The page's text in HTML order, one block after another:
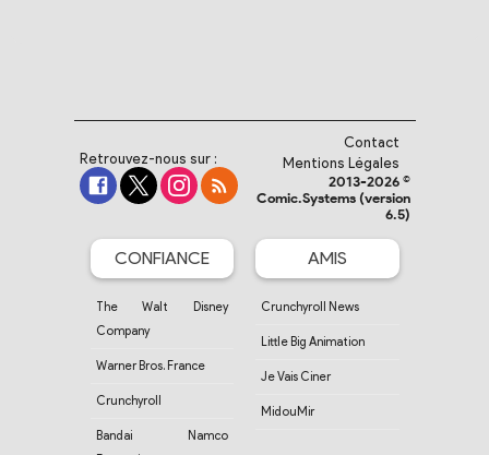
Retrouvez-nous sur :
Contact
Mentions Légales
2013-2026 ©
Comic.Systems (version
6.5)
CONFIANCE
The Walt Disney
Company
Warner Bros. France
Crunchyroll
Bandai Namco
AMIS
Crunchyroll News
Little Big Animation
Je Vais Ciner
MidouMir